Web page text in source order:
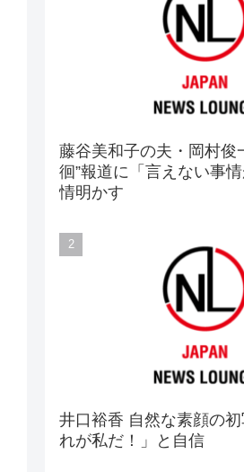
藤谷美和子の夫・岡村俊
徊”報道に「言えない事
情明かす
井口裕香 自然な素顔の
れが私だ！」と自信